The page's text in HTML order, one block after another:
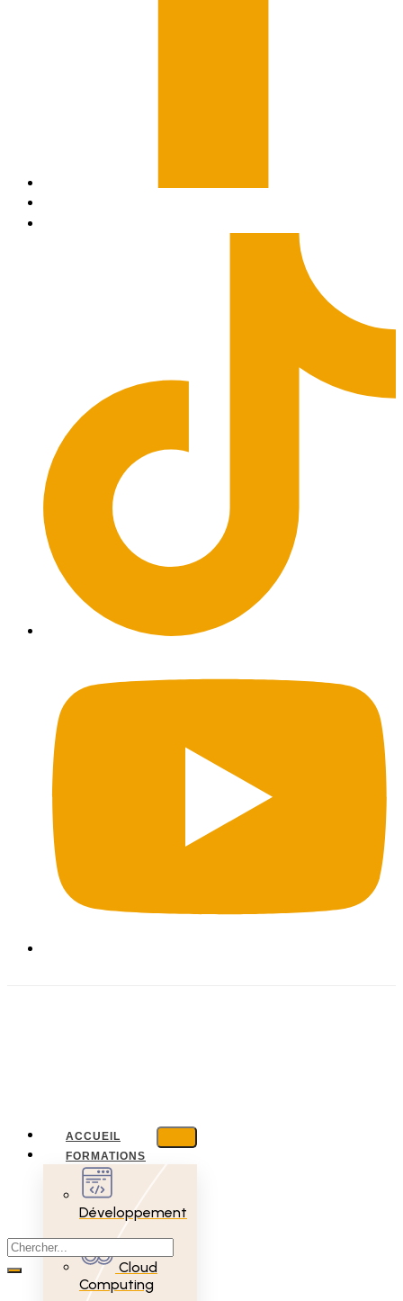
ACCUEIL
FORMATIONS
Développement
Cloud
Computing